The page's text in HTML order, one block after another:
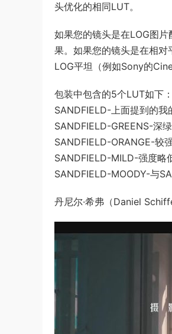
头优化的相同LUT。
如果您的镜头是在LOG图
果。如果您的镜头是在相
LOG平坦（例如Sony的
包装中包含的5个LUT如下：
SANDFIELD-上面提到的我
SANDFIELD-GREENS-深
SANDFIELD-ORANGE-较
SANDFIELD-MILD-强度略
SANDFIELD-MOODY-与
丹尼尔·希弗（Daniel